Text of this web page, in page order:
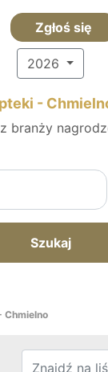
Zgłoś się
2026
-
branży
Szukaj
Chmielno